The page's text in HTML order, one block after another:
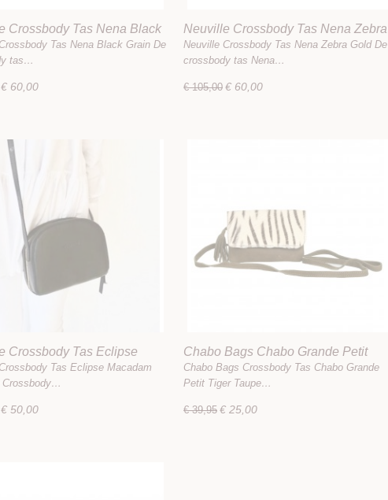
Crossbody Tas Nena Black
Tas Nena Black Grain De
tas…
€ 60,00
Neuville Crossbody Tas Nena Zebra
Gold
Neuville Crossbody Tas Nena Zebra Gold De
crossbody tas Nena…
€ 105,00 € 60,00
Crossbody Tas Eclipse
Grain Tas Eclipse Macadam
Crossbody…
€ 50,00
Chabo Bags Chabo Grande Petit
Tiger Taupe
Chabo Bags Crossbody Tas Chabo Grande
Petit Tiger Taupe…
€ 39,95 € 25,00